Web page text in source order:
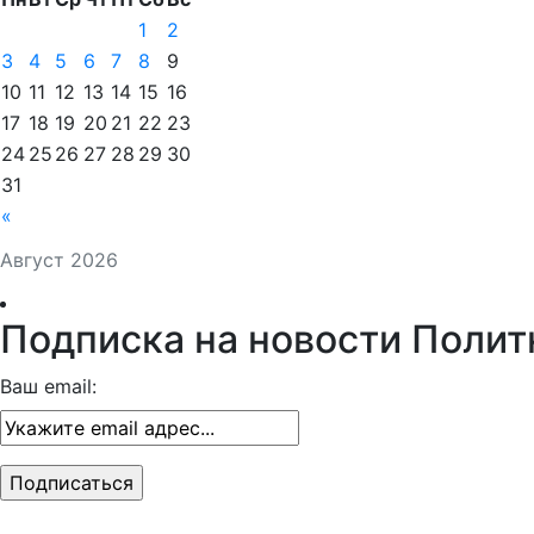
Август 2026
«
1
2
3
4 5 6 7 8
9
10 11 12 13 14 15 16
17 18 19 20 21 22 23
24 25 26 27 28 29 30
31
Подписка на новости
Ваш email: